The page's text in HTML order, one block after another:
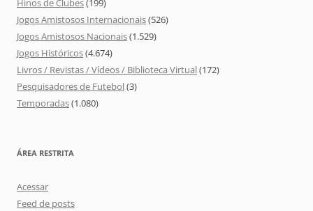
Hinos de Clubes(199)
Jogos Amistosos Internacionais(526)
Jogos Amistosos Nacionais(1.529)
Jogos Históricos(4.674)
Livros / Revistas / Vídeos / Biblioteca Virtual(172)
Pesquisadores de Futebol(3)
Temporadas(1.080)
ÁREA RESTRITA
Acessar
Feed de posts